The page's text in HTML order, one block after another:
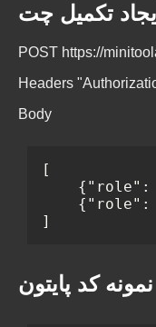
ایجاد تکمیل چت
POST https://
Headers
Body
[
{ "role" :
{ "role" :
]
نمونه کد پایتون